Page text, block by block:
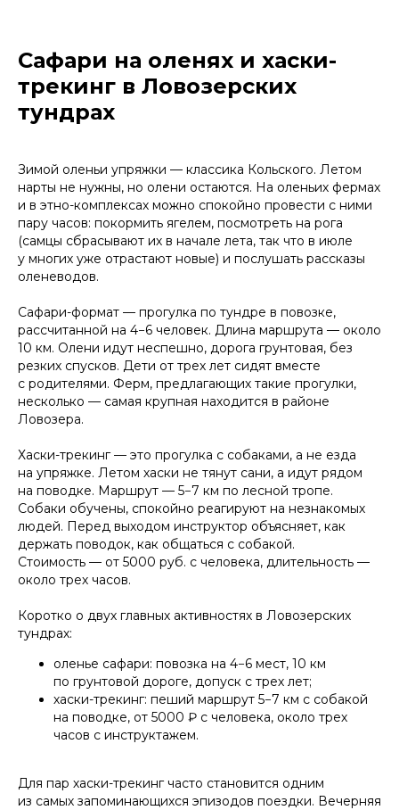
Сафари на оленях и хаски-
трекинг в Ловозерских
тундрах
Зимой оленьи упряжки — классика Кольского. Летом
нарты не нужны, но олени остаются. На оленьих фермах
и в этно-комплексах можно спокойно провести с ними
пару часов: покормить ягелем, посмотреть на рога
(самцы сбрасывают их в начале лета, так что в июле
у многих уже отрастают новые) и послушать рассказы
оленеводов.
Сафари-формат — прогулка по тундре в повозке,
рассчитанной на 4−6 человек. Длина маршрута — около
10 км. Олени идут неспешно, дорога грунтовая, без
резких спусков. Дети от трех лет сидят вместе
с родителями. Ферм, предлагающих такие прогулки,
несколько — самая крупная находится в районе
Ловозера.
Хаски-трекинг — это прогулка с собаками, а не езда
на упряжке. Летом хаски не тянут сани, а идут рядом
на поводке. Маршрут — 5−7 км по лесной тропе.
Собаки обучены, спокойно реагируют на незнакомых
людей. Перед выходом инструктор объясняет, как
держать поводок, как общаться с собакой.
Стоимость — от 5000 руб. с человека, длительность —
около трех часов.
Коротко о двух главных активностях в Ловозерских
тундрах:
оленье сафари: повозка на 4−6 мест, 10 км
по грунтовой дороге, допуск с трех лет;
хаски-трекинг: пеший маршрут 5−7 км с собакой
на поводке, от 5000 ₽ с человека, около трех
часов с инструктажем.
Для пар хаски-трекинг часто становится одним
из самых запоминающихся эпизодов поездки. Вечерняя